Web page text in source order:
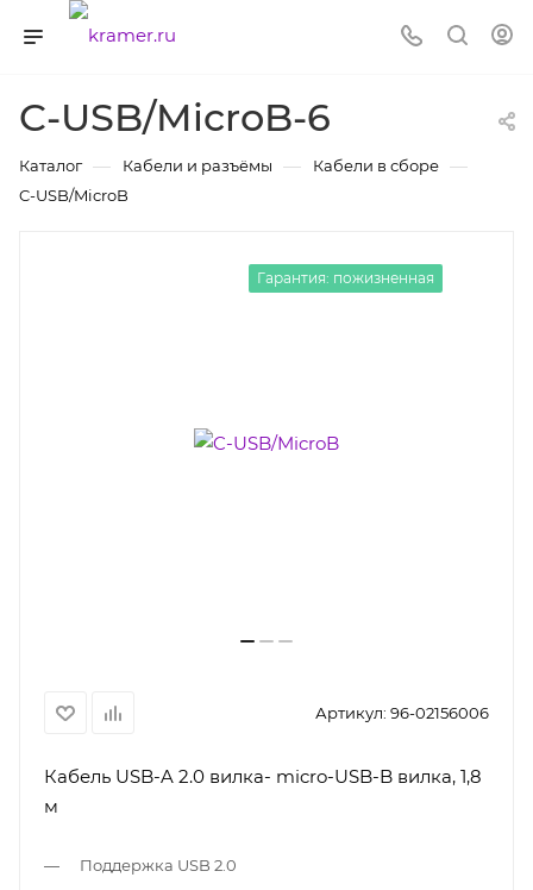
C-USB/MicroB-6
Каталог — Кабели и разъёмы — Кабели в сборе —
C-USB/MicroB
Гарантия: пожизненная
Артикул: 96-02156006
Кабель USB-A 2.0 вилка- micro-USB-B вилка, 1,8
м
Поддержка USB 2.0